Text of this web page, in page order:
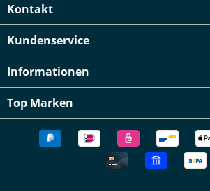
Kontakt
Kundenservice
Informationen
Top Marken